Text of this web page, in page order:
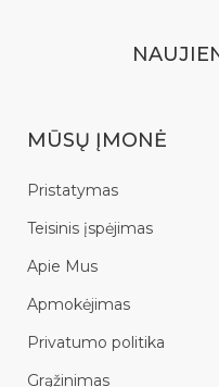
MŪSŲ ĮMONĖ
Pristatymas
Teisinis įspėjimas
Apie Mus
Apmokėjimas
Privatumo politika
Grąžinimas